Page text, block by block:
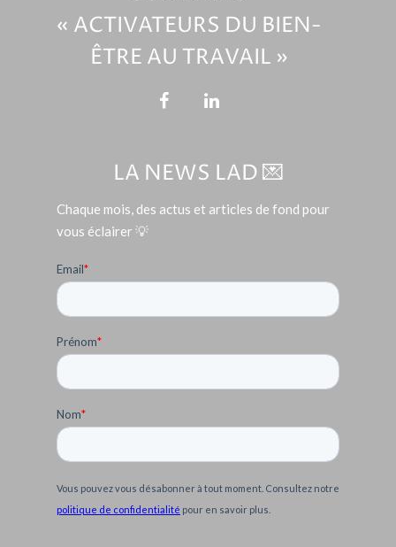
« ACTIVATEURS DU BIEN-
ÊTRE AU TRAVAIL »
LA NEWS LAD 💌
Chaque mois, des actus et articles de fond pour
vous éclairer 💡